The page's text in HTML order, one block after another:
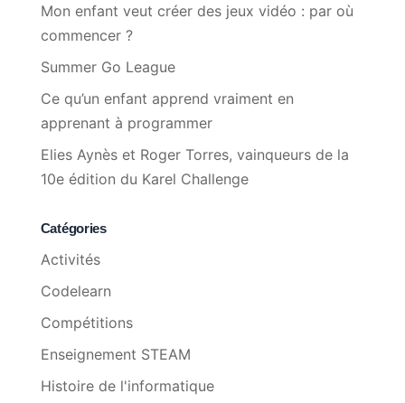
Mon enfant veut créer des jeux vidéo : par où
commencer ?
Summer Go League
Ce qu’un enfant apprend vraiment en
apprenant à programmer
Elies Aynès et Roger Torres, vainqueurs de la
10e édition du Karel Challenge
Catégories
Activités
Codelearn
Compétitions
Enseignement STEAM
Histoire de l'informatique